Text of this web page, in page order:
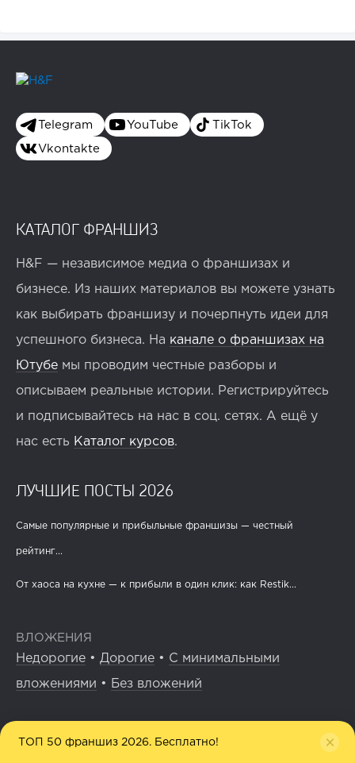
Telegram YouTube TikTok
Vkontakte
КАТАЛОГ ФРАНШИЗ
H&F — независимое медиа о франшизах и
бизнесе. Из наших материалов вы можете узнать
как выбирать франшизу и почерпнуть идеи для
успешного бизнеса. На канале о франшизах на
Ютубе мы проводим честные разборы и
описываем реальные истории. Регистрируйтесь
и подписывайтесь на нас в соц. сетях. А ещё у
нас есть Каталог курсов.
ЛУЧШИЕ ПОСТЫ 2026
Самые популярные и прибыльные франшизы — честный
рейтинг...
От хаоса на кухне — к прибыли в один клик: как Restik...
ВЛОЖЕНИЯ
Недорогие • Дорогие • С минимальными
вложениями • Без вложений
Бесплатные До
ТОП 50 франшиз 2026. Бесплатно!